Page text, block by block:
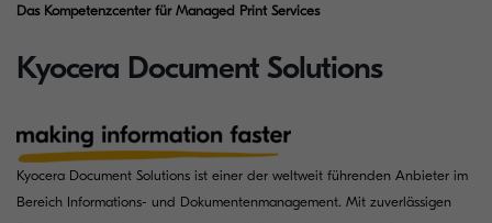
Das Kompetenzcenter für Managed Print Services
Kyocera Document Solutions
Kyocera Document Solutions ist einer der weltweit führenden Anbieter im
Bereich Informations- und Dokumentenmanagement. Mit zuverlässigen